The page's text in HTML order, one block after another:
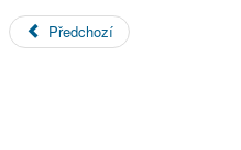
Předchozí